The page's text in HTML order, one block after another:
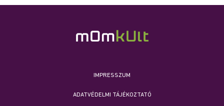
IMPRESSZUM
ADATVÉDELMI TÁJÉKOZTATÓ